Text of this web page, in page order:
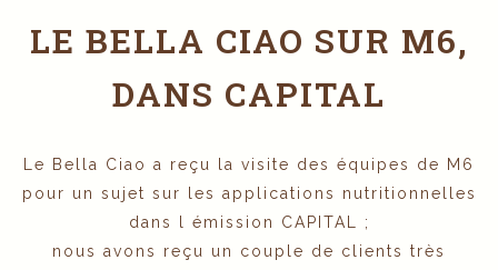
LE BELLA CIAO SUR M6,
DANS CAPITAL
Le Bella Ciao a reçu la visite des équipes de M6
pour un sujet sur les applications nutritionnelles
dans l émission CAPITAL ;
nous avons reçu un couple de clients très